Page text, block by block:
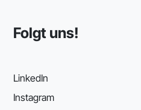
Folgt uns!
LinkedIn
Instagram